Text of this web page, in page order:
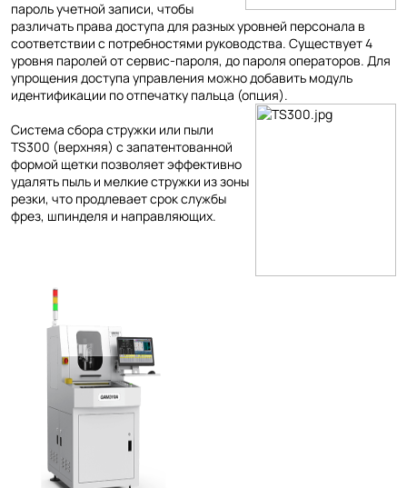
пароль учетной записи, чтобы
различать права доступа для разных уровней персонала в
соответствии с потребностями руководства. Существует 4
уровня паролей от сервис-пароля, до пароля операторов. Для
упрощения доступа управления можно добавить модуль
идентификации по отпечатку пальца (опция).
Система сбора стружки или пыли
TS300 (верхняя) с запатентованной
формой щетки позволяет эффективно
удалять пыль и мелкие стружки из зоны
резки, что продлевает срок службы
фрез, шпинделя и направляющих.